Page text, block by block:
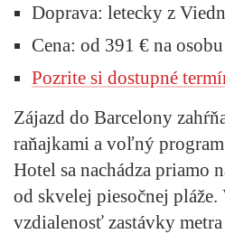
Doprava: letecky z
Cena: od 391 € na osobu
Pozrite si dostupné
Zájazd do Barcelony
raňajkami a voľný
Hotel sa nachádza priamo
od skvelej piesočnej
vzdialenosť zastávky